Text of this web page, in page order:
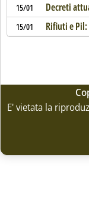
15/01 Decreti
15/01 Rifiuti e
E' vietata la